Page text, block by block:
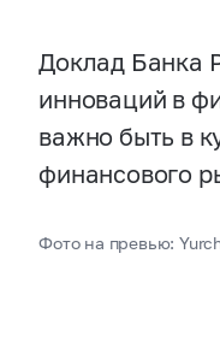
Доклад Банка
инноваций в
важно быть в
финансового
Фото на превью: